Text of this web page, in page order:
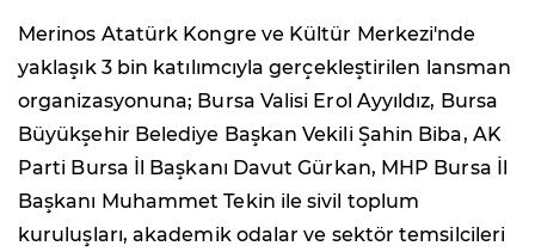
Merinos Atatürk Kongre ve Kültür Merkezi'nde
yaklaşık 3 bin katılımcıyla gerçekleştirilen lansman
organizasyonuna; Bursa Valisi Erol Ayyıldız, Bursa
Büyükşehir Belediye Başkan Vekili Şahin Biba, AK
Parti Bursa İl Başkanı Davut Gürkan, MHP Bursa İl
Başkanı Muhammet Tekin ile sivil toplum
kuruluşları, akademik odalar ve sektör temsilcileri